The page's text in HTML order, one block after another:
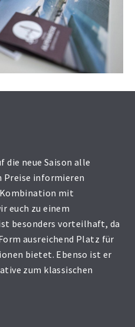
die neue Saison alle
Preise informieren
mit
euch zu einem
besonders vorteilhaft, da
ausreichend Platz für
bietet. Ebenso ist er
zum klassischen